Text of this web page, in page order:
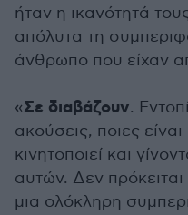
ήταν η ικανότητά
απόλυτα τη
άνθρωπο που είχαν
«Σε διαβάζουν.
ακούσεις, ποιες
κινητοποιεί και
αυτών. Δεν
μια ολόκληρη